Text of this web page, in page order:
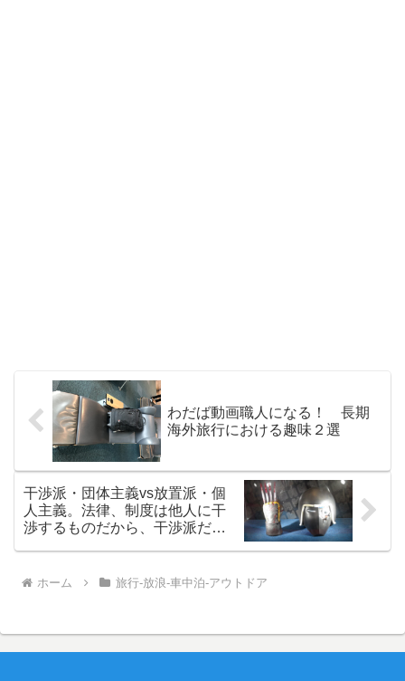
わだば動画職人になる！ 長期
海外旅行における趣味２選
干渉派・団体主義vs放置派・個
人主義。法律、制度は他人に干
渉するものだから、干渉派だけ
ホーム 旅行-放浪-車中泊-アウトドア